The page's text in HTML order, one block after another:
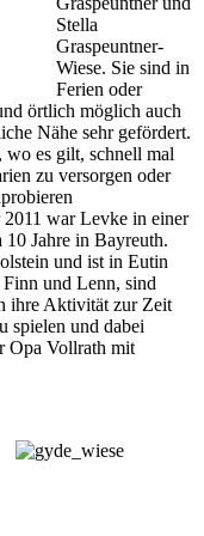
Stella
Graspeuntner-
Wiese. Sie sind in
Ferien oder
örtlich möglich auch
Nähe sehr gefördert.
wo es gilt, schnell mal
zu versorgen oder
2011 war Levke in einer
Jahre in Bayreuth.
und ist in Eutin
und Lenn, sind
ihre Aktivität zur Zeit
spielen und dabei
Opa Vollrath mit